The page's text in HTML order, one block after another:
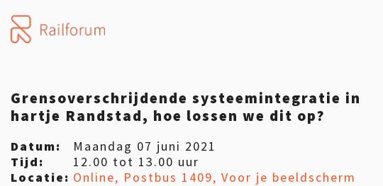
Grensoverschrijdende systeemintegratie in
hartje Randstad, hoe lossen we dit op?
Datum:
Maandag 07 juni 2021
Tijd:
12.00 tot 13.00 uur
Locatie: Online, Postbus 1409, Voor je beeldscherm